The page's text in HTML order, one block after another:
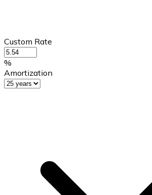
Custom Rate
%
Amortization